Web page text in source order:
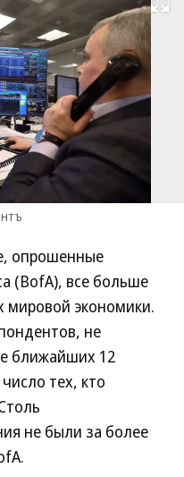
Развернуть
опрошенные
(BofA), все больше
мировой экономики.
не
ближайших 12
тех, кто
не были за более